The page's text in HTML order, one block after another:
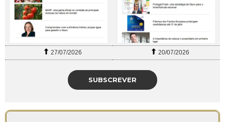
27/07/2026 20/07/2026
SUBSCREVER